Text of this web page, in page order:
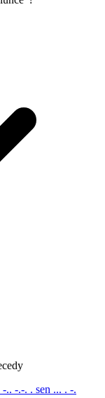
-.. -.-. . sen ... . -.